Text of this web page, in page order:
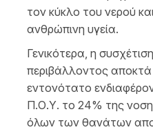
τον κύκλο του νερού
ανθρώπινη υγεία.
Γενικότερα, η
περιβάλλοντος αποκτά
εντονότατο
Π.Ο.Υ. το 24% της
όλων των θανάτων